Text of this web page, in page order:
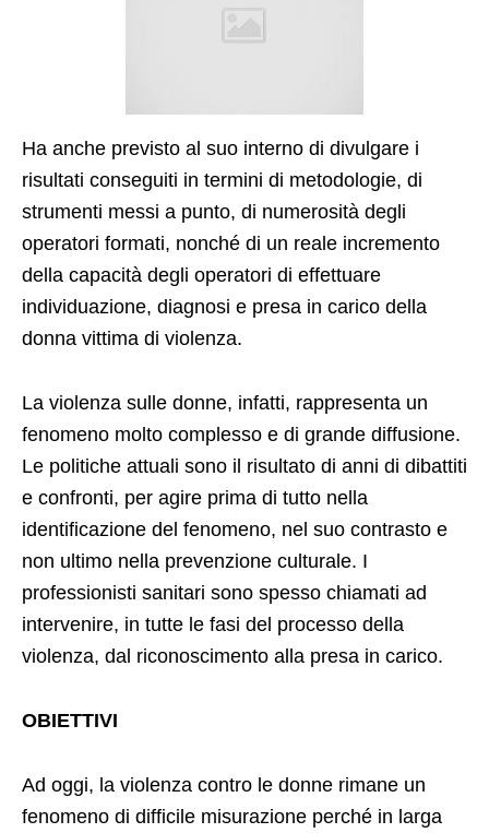
Ha anche previsto al suo interno di divulgare i
risultati conseguiti in termini di metodologie, di
strumenti messi a punto, di numerosità degli
operatori formati, nonché di un reale incremento
della capacità degli operatori di effettuare
individuazione, diagnosi e presa in carico della
donna vittima di violenza.
La violenza sulle donne, infatti, rappresenta un
fenomeno molto complesso e di grande diffusione.
Le politiche attuali sono il risultato di anni di dibattiti
e confronti, per agire prima di tutto nella
identificazione del fenomeno, nel suo contrasto e
non ultimo nella prevenzione culturale. I
professionisti sanitari sono spesso chiamati ad
intervenire, in tutte le fasi del processo della
violenza, dal riconoscimento alla presa in carico.
OBIETTIVI
Ad oggi, la violenza contro le donne rimane un
fenomeno di difficile misurazione perché in larga